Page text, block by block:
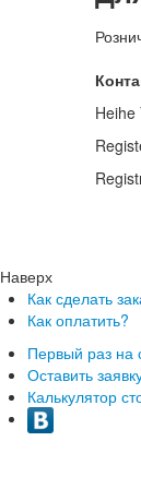
Heihe
Наверх
Как сделать
Как оплатить?
Первый раз на
Оставить
Калькулятор